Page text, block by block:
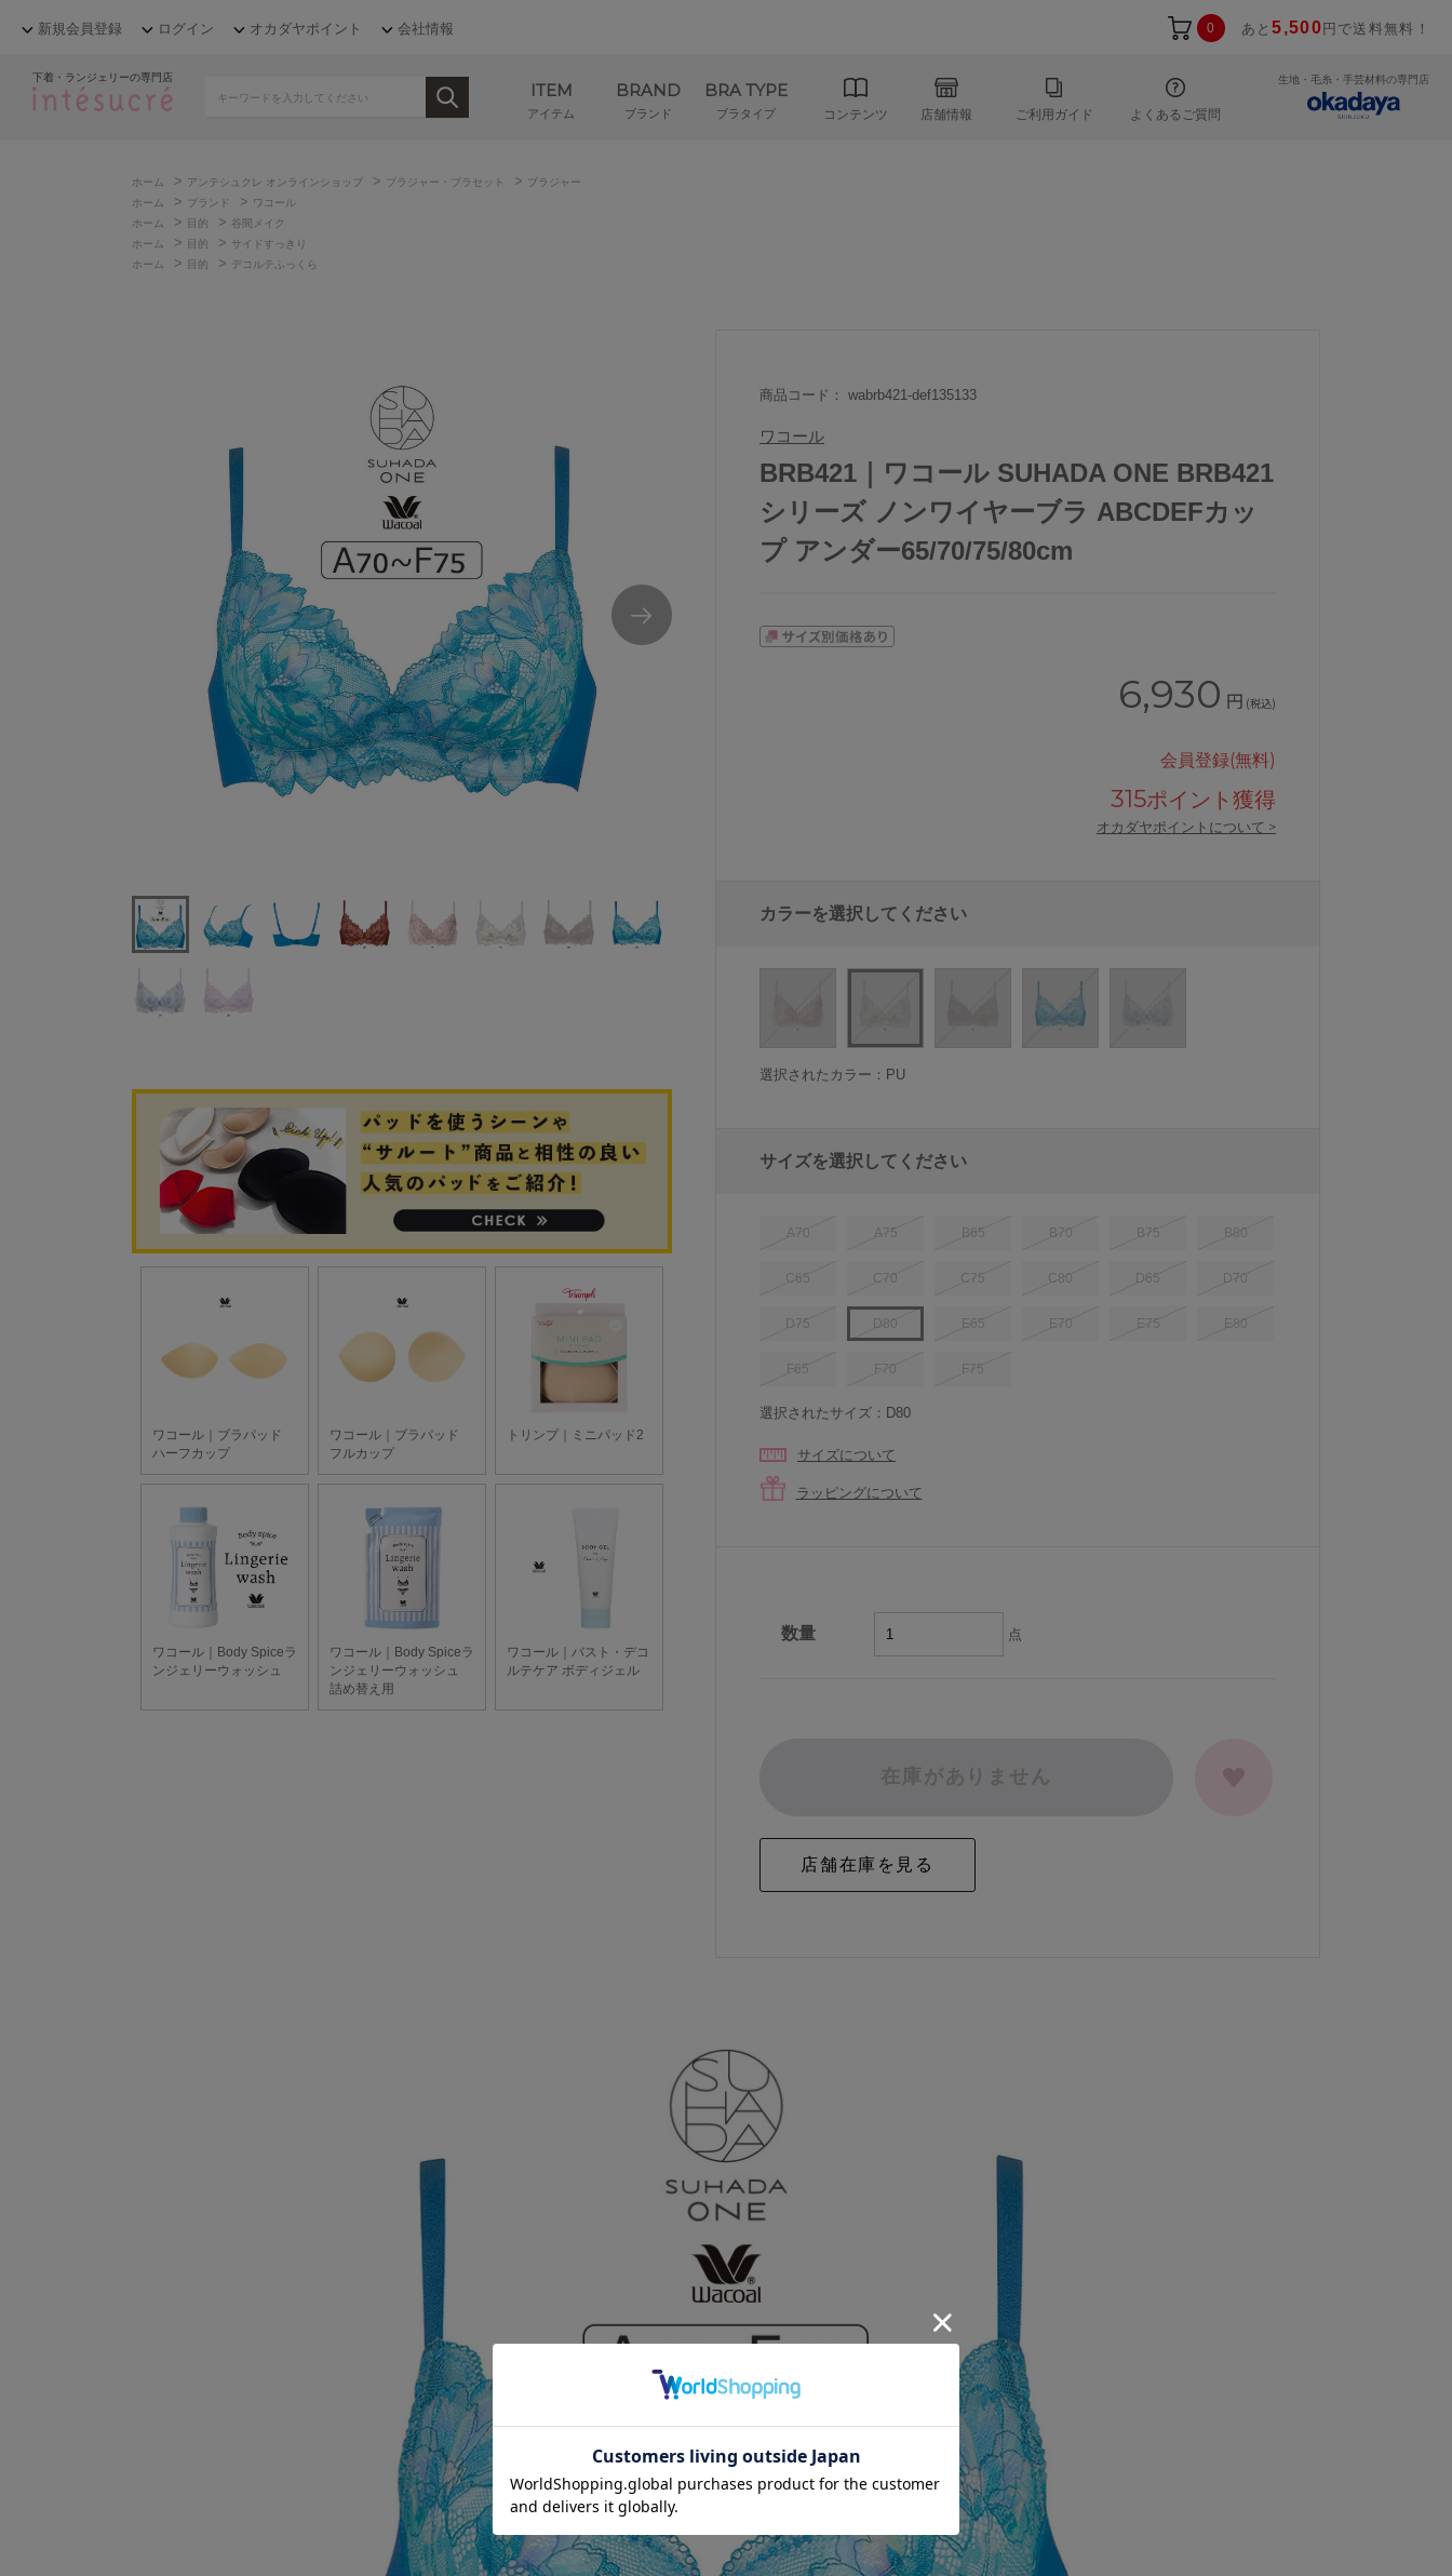
新規会員登録 ログイン オカダヤポイント 会社情報 0 あと5,500 円で送料無料！
下着・ランジェリーの専門店
ITEM
アイテム
BRAND
ブランド
BRA TYPE
ブラタイプ コンテンツ 店舗情報 ご利用ガイド よくあるご質問
生地・毛糸・手芸材料の専門店
ホーム > アンテシュクレ オンラインショップ > ブラジャー・ブラセット > ブラジャー
ホーム
> ブランド > ワコール
ホーム
> 目的 > 谷間メイク
ホーム
> 目的 > サイドすっきり
ホーム
> 目的 > デコルテふっくら
商品コード： wabrb421-def135133
ワコール
BRB421｜ワコール SUHADA ONE BRB421
シリーズ ノンワイヤーブラ ABCDEFカッ
プ アンダー65/70/75/80cm
6,930 円 (税込)
会員登録(無料)
315ポイント獲得
オカダヤポイントについて >
カラーを選択してください
選択されたカラー：PU
サイズを選択してください
A70 A75 B65 B70 B75 B80
C65 C70 C75 C80 D65 D70
D75 D80 E65 E70 E75 E80
F65 F70 F75
選択されたサイズ：D80
サイズについて
ラッピングについて
数量 点
在庫がありません